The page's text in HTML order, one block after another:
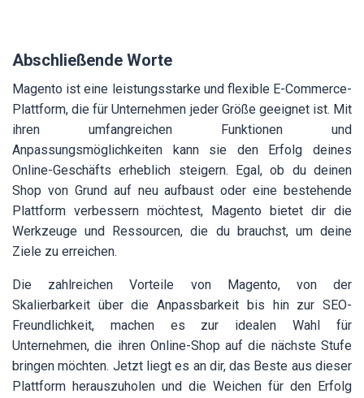
Abschließende Worte
Magento ist eine leistungsstarke und flexible E-Commerce-
Plattform, die für Unternehmen jeder Größe geeignet ist. Mit
ihren umfangreichen Funktionen und
Anpassungsmöglichkeiten kann sie den Erfolg deines
Online-Geschäfts erheblich steigern. Egal, ob du deinen
Shop von Grund auf neu aufbaust oder eine bestehende
Plattform verbessern möchtest, Magento bietet dir die
Werkzeuge und Ressourcen, die du brauchst, um deine
Ziele zu erreichen.
Die zahlreichen Vorteile von Magento, von der
Skalierbarkeit über die Anpassbarkeit bis hin zur SEO-
Freundlichkeit, machen es zur idealen Wahl für
Unternehmen, die ihren Online-Shop auf die nächste Stufe
bringen möchten. Jetzt liegt es an dir, das Beste aus dieser
Plattform herauszuholen und die Weichen für den Erfolg